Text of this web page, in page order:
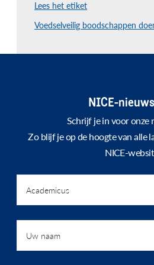
Lees het etiket
Voedselveilig boodschappen
NICE-
Schrijf je in voor onze
Zo blijf je op de hoogte van alle
NICE-